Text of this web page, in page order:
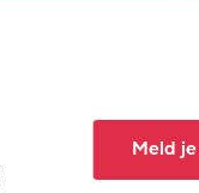
Meld